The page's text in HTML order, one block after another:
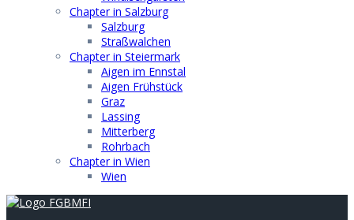
Chapter in Salzburg
Salzburg
Straßwalchen
Chapter in Steiermark
Aigen im Ennstal
Aigen Frühstück
Graz
Lassing
Mitterberg
Rohrbach
Chapter in Wien
Wien